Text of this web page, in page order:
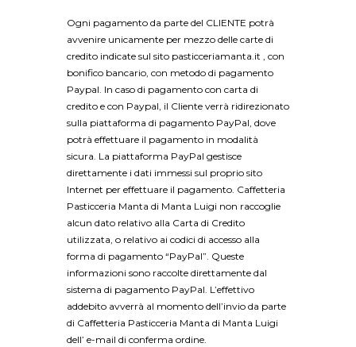
Ogni pagamento da parte del CLIENTE potrà
avvenire unicamente per mezzo delle carte di
credito indicate sul sito pasticceriamanta.it , con
bonifico bancario, con metodo di pagamento
Paypal. In caso di pagamento con carta di
credito e con Paypal, il Cliente verrà ridirezionato
sulla piattaforma di pagamento PayPal, dove
potrà effettuare il pagamento in modalità
sicura. La piattaforma PayPal gestisce
direttamente i dati immessi sul proprio sito
Internet per effettuare il pagamento. Caffetteria
Pasticceria Manta di Manta Luigi non raccoglie
alcun dato relativo alla Carta di Credito
utilizzata, o relativo ai codici di accesso alla
forma di pagamento “PayPal”. Queste
informazioni sono raccolte direttamente dal
sistema di pagamento PayPal. L’effettivo
addebito avverrà al momento dell’invio da parte
di Caffetteria Pasticceria Manta di Manta Luigi
dell’ e-mail di conferma ordine.